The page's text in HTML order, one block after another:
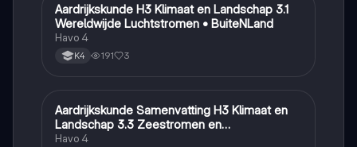
Aardrijkskunde
Aardrijkskunde H3 Klimaat en Landschap 3.1
Wereldwijde Luchtstromen • BuiteNLand
Havo 4
K4 191 3
Aardrijkskunde
Aardrijkskunde Samenvatting H3 Klimaat en
Landschap 3.3 Zeestromen en
Klimaatgebieden • BuiteNLand
Havo 4